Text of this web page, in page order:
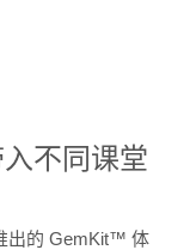
入不同课堂
出的 GemKit™ 体